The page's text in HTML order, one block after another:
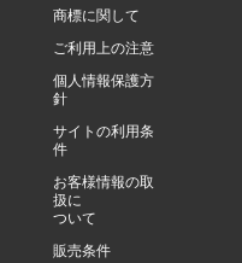
商標に関して
ご利用上の注意
個人情報保護方
針
サイトの利用条
件
お客様情報の取
扱に
ついて
販売条件